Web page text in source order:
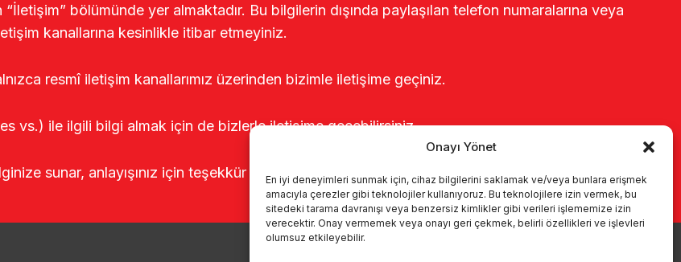
Onayı Yönet
En iyi deneyimleri sunmak için, cihaz bilgilerini saklamak ve/veya bunlara erişmek
amacıyla çerezler gibi teknolojiler kullanıyoruz. Bu teknolojilere izin vermek, bu
sitedeki tarama davranışı veya benzersiz kimlikler gibi verileri işlememize izin
verecektir. Onay vermemek veya onayı geri çekmek, belirli özellikleri ve işlevleri
olumsuz etkileyebilir.
bölümünde yer almaktadır. Bu bilgilerin dışında paylaşılan telefon numaralarına veya
kanallarına kesinlikle itibar etmeyiniz.
resmî iletişim kanallarımız üzerinden bizimle iletişime geçiniz.
vs.) ile ilgili bilgi almak için de bizlerle iletişime geçebilirsiniz.
sunar, anlayışınız için teşekkür ederiz.